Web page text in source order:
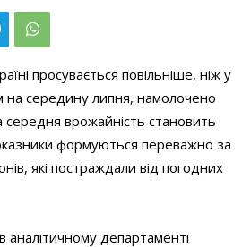
просувається повільніше, ніж у
на середину липня, намолочено
врожайність становить
формуються переважно за
які постраждали від погодних
департаменті